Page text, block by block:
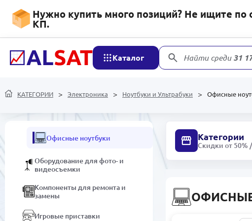
Нужно купить много позиций? Не ищите по
КП.
Каталог Найти среди31
КАТЕГОРИИ Электроника Ноутбуки и Ультрабуки Офисные
Электроника
Ноутбуки и Ультрабуки
Игровые ноутбуки
Макбуки
Офисные ноутбуки
Оборудование для фото- и
видеосъемки
Компоненты для ремонта и
замены
Игровые приставки
Категории
Скидки от 50%